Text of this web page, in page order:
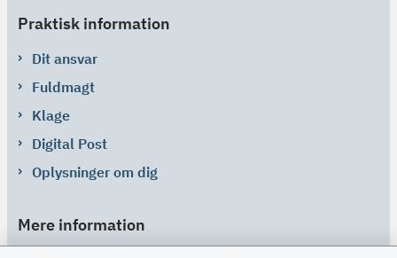
Praktisk information
Dit ansvar
Fuldmagt
Klage
Digital Post
Oplysninger om dig
Mere information